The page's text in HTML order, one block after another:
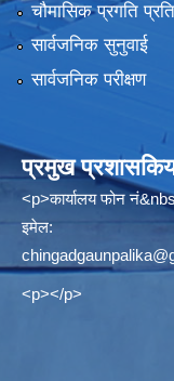
चौमासिक प्रगति
सार्वजनिक सुनुवाई
सार्वजनिक परीक्षण
प्रमुख
<p>कार्यालय फोन
इमेल:
<p></p>